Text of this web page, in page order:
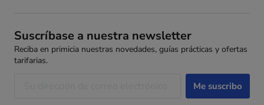
Suscríbase a nuestra newsletter
Reciba en primicia nuestras novedades, guías prácticas y ofertas
tarifarias.